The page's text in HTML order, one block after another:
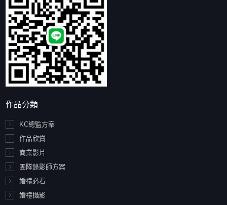
作品分類
KC總監方案
作品欣賞
商業影片
團隊錄影師方案
婚禮必看
婚禮攝影